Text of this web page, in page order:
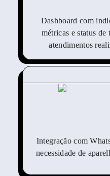
Dashboard com
métricas e status de
atendimentos
Integração com
necessidade de